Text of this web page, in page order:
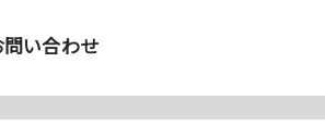
問い合わせ